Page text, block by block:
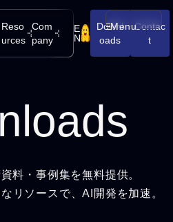
メニューを
Menu
Reso
urces
Com
pany
E
N
Downl
oads
Contac
t
料・事例集を無料提供。
リソースで、AI開発を加速。